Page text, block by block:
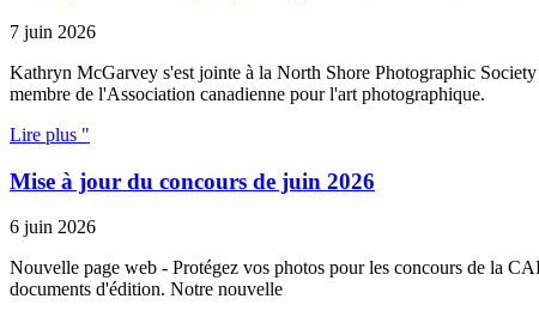
7 juin 2026
Kathryn McGarvey s'est jointe à la North Shore Photographic
membre de l'Association canadienne pour l'art photographique.
Lire plus "
Mise à jour du concours de juin 2026
6 juin 2026
Nouvelle page web - Protégez vos photos pour les concours de la
documents d'édition. Notre nouvelle